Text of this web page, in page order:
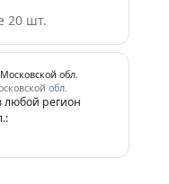
20 шт.
обл.
обл.
любой регион